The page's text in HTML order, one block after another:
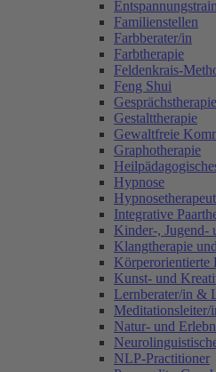
Familienstellen
Farbberater/in
Farbtherapie
Feldenkrais-
Feng Shui
Gestalttherapie
Gewaltfreie
Graphotherapie
Hypnose
Integrative
Kinder-, Jugend-
Klangtherapie
Körperorientierte
Kunst- und
Lernberater/in &
Meditationsleiter/
Natur- und
NLP-Practitioner